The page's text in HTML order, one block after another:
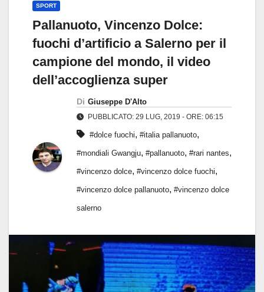
SPORT
Pallanuoto, Vincenzo Dolce:
fuochi d’artificio a Salerno per il
campione del mondo, il video
dell’accoglienza super
Di Giuseppe D'Alto
PUBBLICATO: 29 LUG, 2019 - ORE: 06:15
#dolce fuochi, #italia pallanuoto,
#mondiali Gwangju, #pallanuoto, #rari nantes,
#vincenzo dolce, #vincenzo dolce fuochi,
#vincenzo dolce pallanuoto, #vincenzo dolce
salerno